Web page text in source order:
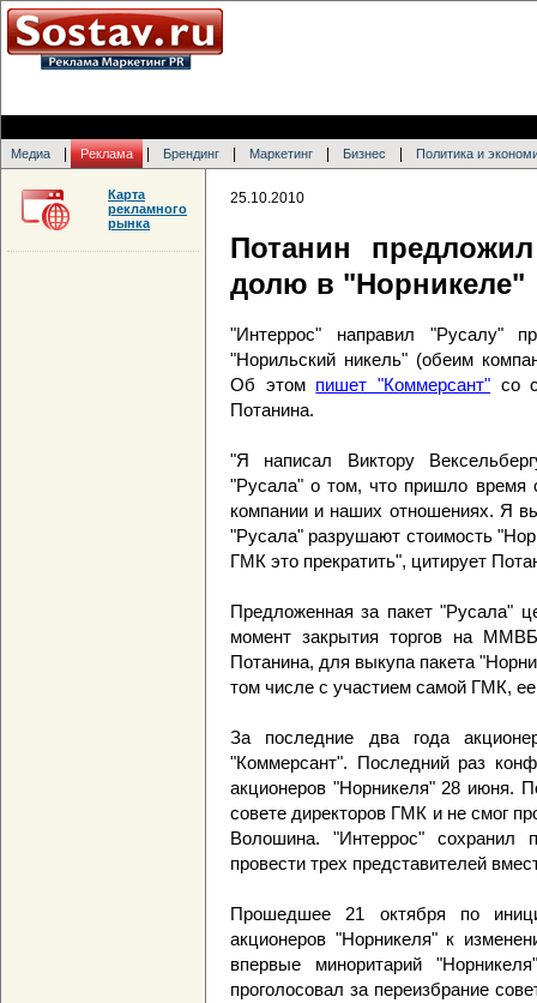
Медиа Реклама Брендинг Маркетинг Бизнес Политика и
25.10.2010
Потанин
долю в "Норникеле"
"Интеррос" направил "Русалу"
"Норильский никель" (обеим
Об этом пишет "Коммерсант" со
Потанина.
"Я написал Виктору
"Русала" о том, что пришло время
компании и наших отношениях. Я
"Русала" разрушают стоимость
ГМК это прекратить", цитирует
Предложенная за пакет "Русала"
момент закрытия торгов на
Потанина, для выкупа пакета
том числе с участием самой ГМК,
За последние два года
"Коммерсант". Последний раз
акционеров "Норникеля" 28 июня.
совете директоров ГМК и не смог
Волошина. "Интеррос" сохранил
провести трех представителей
Прошедшее 21 октября по
акционеров "Норникеля" к
впервые миноритарий
проголосовал за переизбрание
Карта
рекламного
рынка